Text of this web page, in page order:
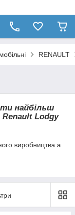
RENAULT
найбільш
Renault Lodgy
виробництва а
Rimorchi
магазині
по-